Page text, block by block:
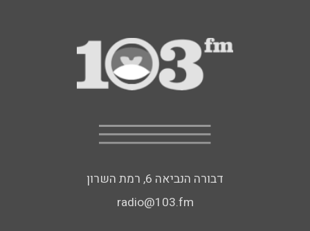
דבורה הנביאה 6, רמת השרון
radio@103.fm